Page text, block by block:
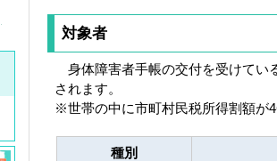
対象者
身体障害者手帳の交付を受けてい
されます。
※世帯の中に市町村民税所得割額が
種別